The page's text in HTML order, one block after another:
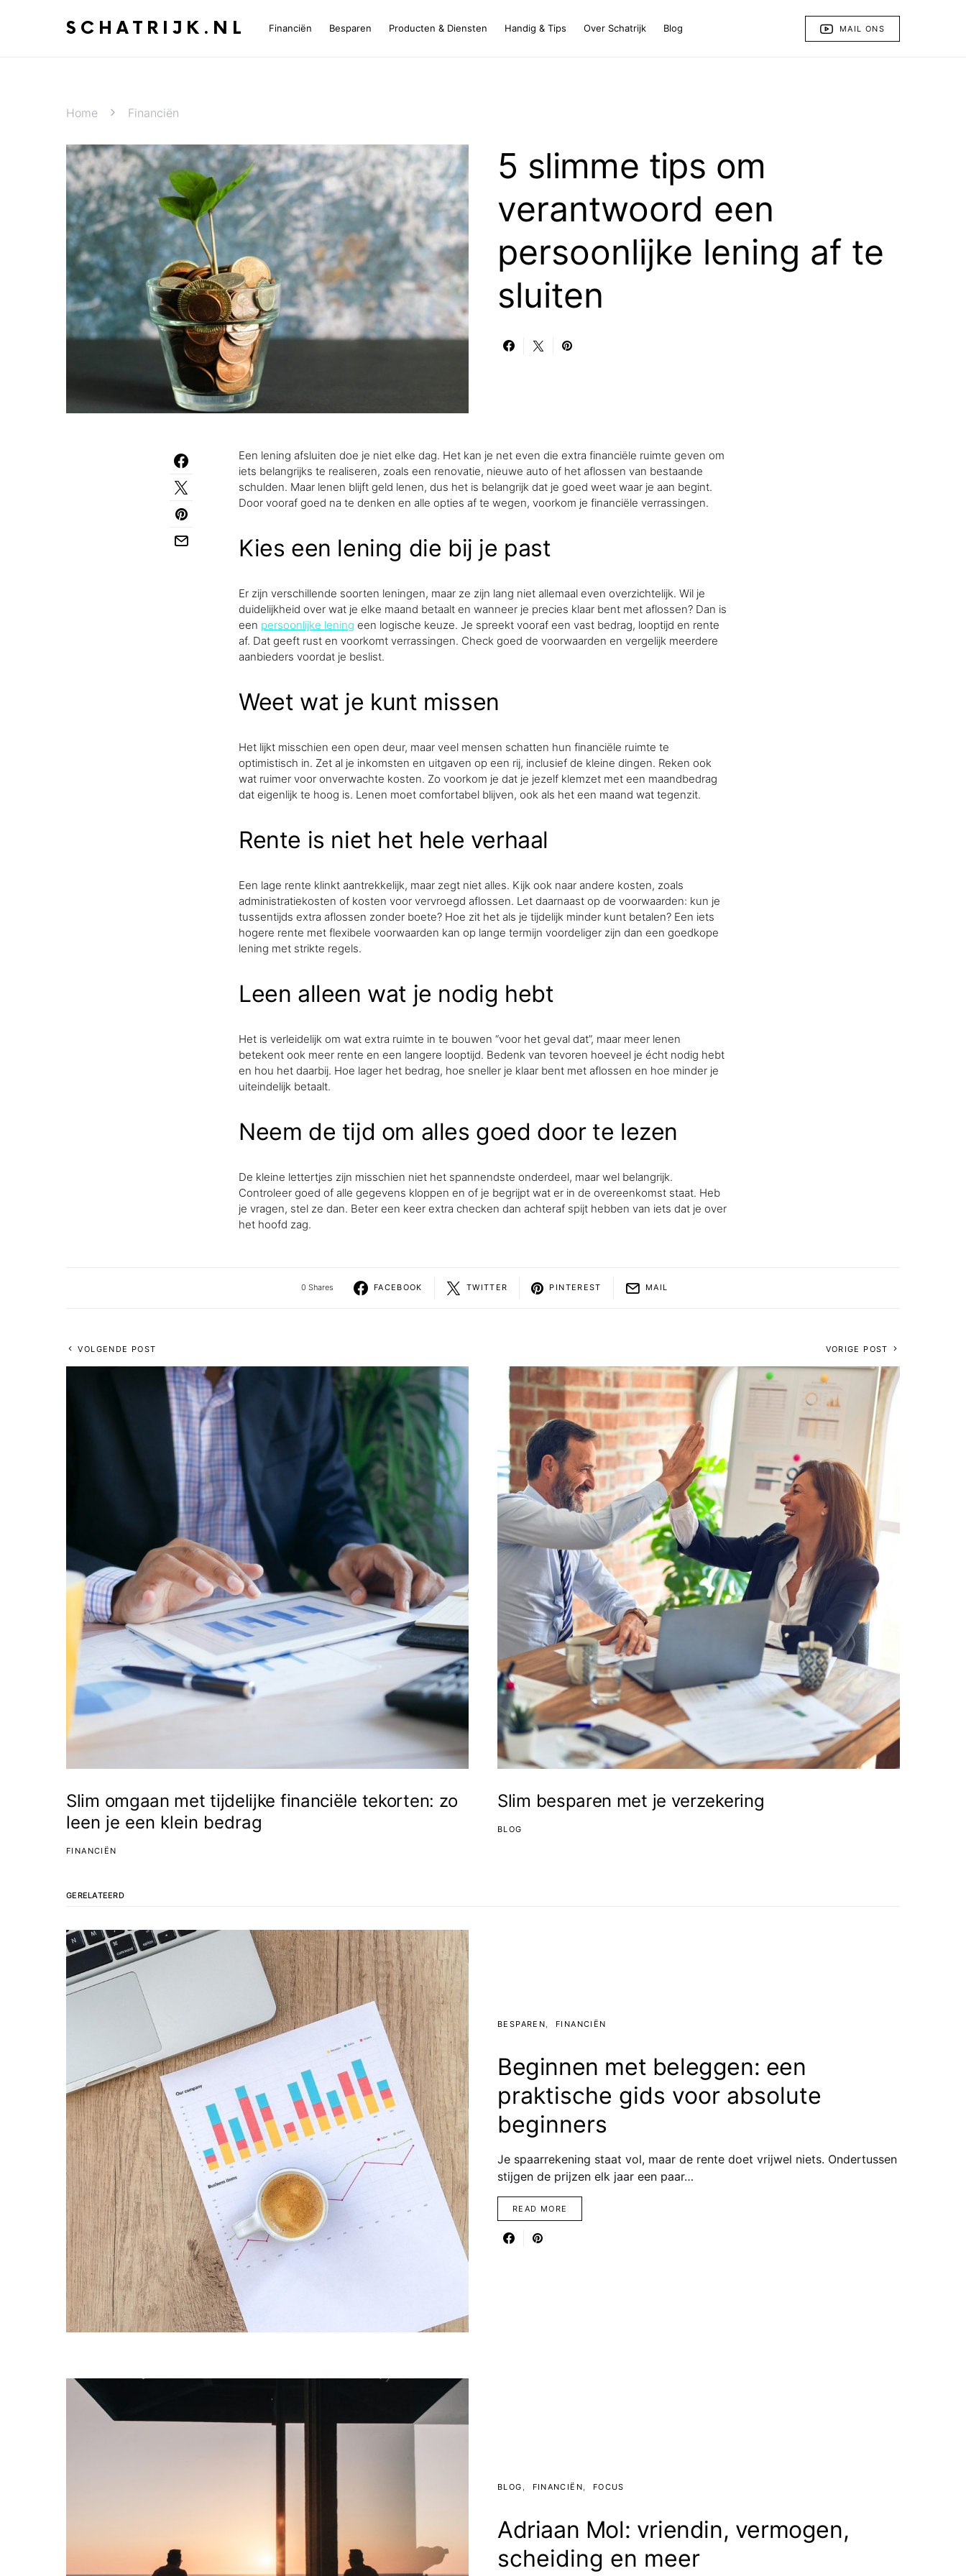
SCHATRIJK.NL Financiën Besparen Producten & Diensten Handig & Tips Over Schatrijk Blog MAIL ONS
Home Financiën
5 slimme tips om
verantwoord een
persoonlijke lening af te
sluiten
Een lening afsluiten doe je niet elke dag. Het kan je net even die extra financiële ruimte geven om
iets belangrijks te realiseren, zoals een renovatie, nieuwe auto of het aflossen van bestaande
schulden. Maar lenen blijft geld lenen, dus het is belangrijk dat je goed weet waar je aan begint.
Door vooraf goed na te denken en alle opties af te wegen, voorkom je financiële verrassingen.
Kies een lening die bij je past
Er zijn verschillende soorten leningen, maar ze zijn lang niet allemaal even overzichtelijk. Wil je
duidelijkheid over wat je elke maand betaalt en wanneer je precies klaar bent met aflossen? Dan is
een persoonlijke lening een logische keuze. Je spreekt vooraf een vast bedrag, looptijd en rente
af. Dat geeft rust en voorkomt verrassingen. Check goed de voorwaarden en vergelijk meerdere
aanbieders voordat je beslist.
Weet wat je kunt missen
Het lijkt misschien een open deur, maar veel mensen schatten hun financiële ruimte te
optimistisch in. Zet al je inkomsten en uitgaven op een rij, inclusief de kleine dingen. Reken ook
wat ruimer voor onverwachte kosten. Zo voorkom je dat je jezelf klemzet met een maandbedrag
dat eigenlijk te hoog is. Lenen moet comfortabel blijven, ook als het een maand wat tegenzit.
Rente is niet het hele verhaal
Een lage rente klinkt aantrekkelijk, maar zegt niet alles. Kijk ook naar andere kosten, zoals
administratiekosten of kosten voor vervroegd aflossen. Let daarnaast op de voorwaarden: kun je
tussentijds extra aflossen zonder boete? Hoe zit het als je tijdelijk minder kunt betalen? Een iets
hogere rente met flexibele voorwaarden kan op lange termijn voordeliger zijn dan een goedkope
lening met strikte regels.
Leen alleen wat je nodig hebt
Het is verleidelijk om wat extra ruimte in te bouwen “voor het geval dat”, maar meer lenen
betekent ook meer rente en een langere looptijd. Bedenk van tevoren hoeveel je écht nodig hebt
en hou het daarbij. Hoe lager het bedrag, hoe sneller je klaar bent met aflossen en hoe minder je
uiteindelijk betaalt.
Neem de tijd om alles goed door te lezen
De kleine lettertjes zijn misschien niet het spannendste onderdeel, maar wel belangrijk.
Controleer goed of alle gegevens kloppen en of je begrijpt wat er in de overeenkomst staat. Heb
je vragen, stel ze dan. Beter een keer extra checken dan achteraf spijt hebben van iets dat je over
het hoofd zag.
0 Shares FACEBOOK TWITTER PINTEREST MAIL
VOLGENDE POST
Slim omgaan met tijdelijke financiële tekorten: zo
leen je een klein bedrag
FINANCIËN
VORIGE POST
Slim besparen met je verzekering
BLOG
GERELATEERD
BESPAREN FINANCIËN
Beginnen met beleggen: een
praktische gids voor absolute
beginners
Je spaarrekening staat vol, maar de rente doet vrijwel niets. Ondertussen
stijgen de prijzen elk jaar een paar…
READ MORE
BLOG FINANCIËN FOCUS
Adriaan Mol: vriendin, vermogen,
scheiding en meer